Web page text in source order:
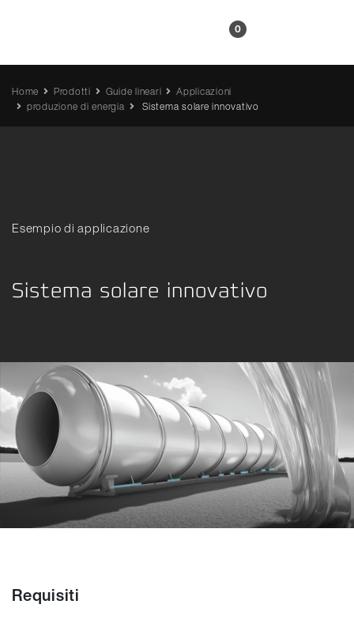
0
Home Prodotti Guide lineari
Applicazioni
produzione di energia
Sistema solare innovativo
Esempio di applicazione
Sistema solare innovativo
Requisiti